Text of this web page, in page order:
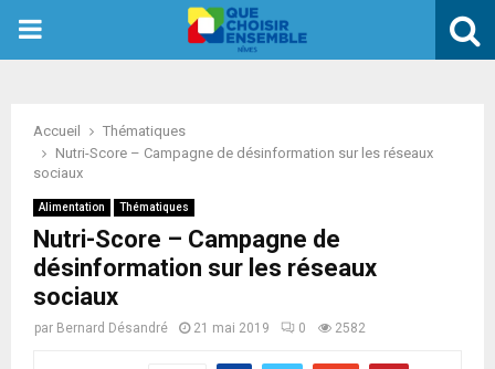
PRIMARY
Accueil
Thématiques
Nutri-Score – Campagne de désinformation sur les réseaux
sociaux
Alimentation Thématiques
Nutri-Score – Campagne de
désinformation sur les réseaux
sociaux
par Bernard Désandré 21 mai 2019 0 2582